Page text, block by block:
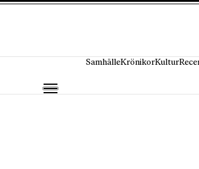
SamhälleKrönikorKultur